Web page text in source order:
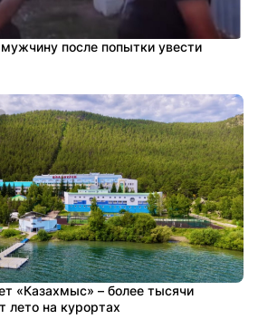
после попытки увести
«Казахмыс» – более тысячи
лето на курортах